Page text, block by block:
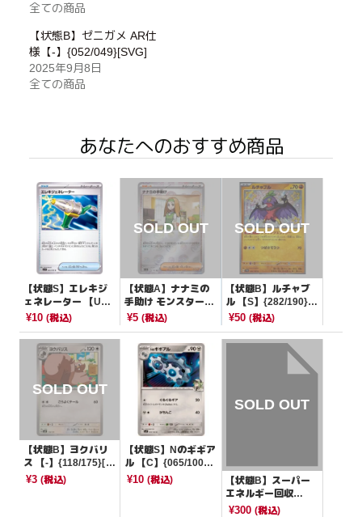
全ての商品
【状態B】ゼニガメ AR仕
様【-】{052/049}[SVG]
2025年9月8日
全ての商品
あなたへのおすすめ商品
【状態S】エレキジ
ェネレーター 【U】
{069/078}[SV1V]
¥10 (税込)
【状態A】ナナミの
手助け モンスターボ
ールミラー【U】{16
¥5(税込)
【状態B】ルチャブ
ル 【S】{282/190}[S
V4a]
¥50 (税込)
【状態B】ヨクバリ
ス 【-】{118/175}[S
VM]
¥3 (税込)
【状態S】Nのギギア
ル 【C】{065/100}
[SV9]
¥10(税込)
【状態B】スーパー
エネルギー回収
【U】{047/051}[そ
¥300 (税込)